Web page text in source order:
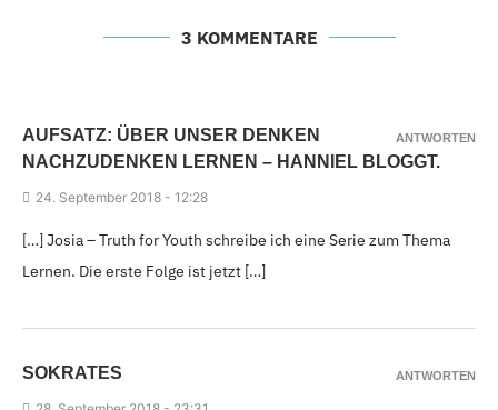
3 KOMMENTARE
AUFSATZ: ÜBER UNSER DENKEN
NACHZUDENKEN LERNEN – HANNIEL BLOGGT.
24. September 2018 - 12:28
[…] Josia – Truth for Youth schreibe ich eine Serie zum Thema
Lernen. Die erste Folge ist jetzt […]
ANTWORTEN
SOKRATES ANTWORTEN